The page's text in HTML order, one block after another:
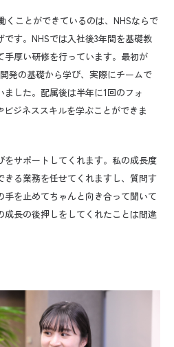
くことができているのは、 NHSならで
す。 NHSでは入社後3年間を基礎教
手厚い研修を行っています。最初が
発の基礎から学び、実際にチームで
ました。配属後は半年に1回のフォ
ビジネススキルを学ぶことができま
をサポートしてくれます。私の成長度
る業務を任せてくれますし、質問す
手を止めてちゃんと向き合って聞いて
成長の後押しをしてくれたことは間違